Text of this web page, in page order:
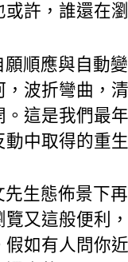
許，誰還在
順應與自動
波折彎曲，
這是我們最
中取得的重生
生態佈景下
又這般便利
假如有人問你